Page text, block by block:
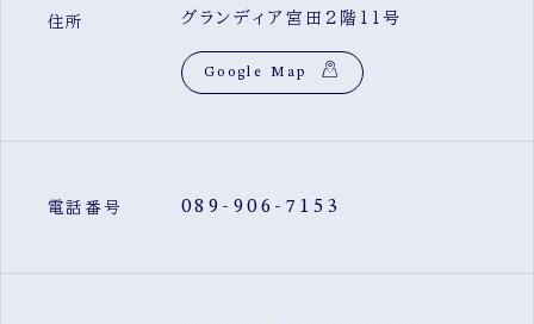
住所
グランディア宮田2階11号
Google Map
電話番号 089-906-7153